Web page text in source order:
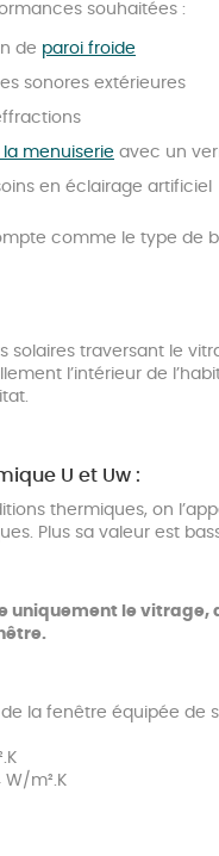
souhaitées :
de paroi froide
sonores extérieures
la menuiserie avec un
en éclairage artificiel
comme le type de
traversant le
l’intérieur de
U et Uw :
thermiques, on
Plus sa valeur est
uniquement le vitrage,
de la fenêtre équipée de
m².K